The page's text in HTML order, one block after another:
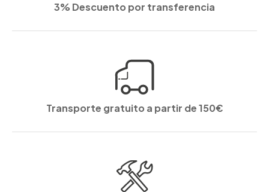
3% Descuento por transferencia
Transporte gratuito a partir de 150€